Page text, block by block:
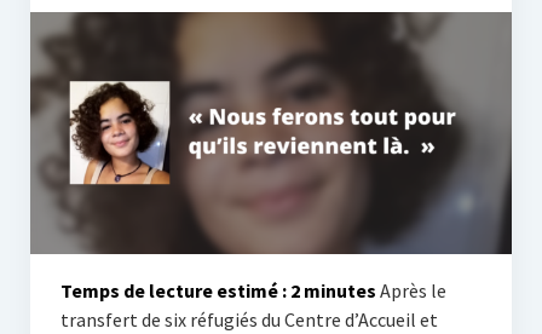
Temps de lecture estimé : 2 minutes Après le
transfert de six réfugiés du Centre d’Accueil et